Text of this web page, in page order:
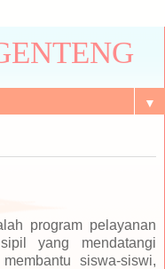
▼
program pelayanan
yang mendatangi
siswa-siswi,